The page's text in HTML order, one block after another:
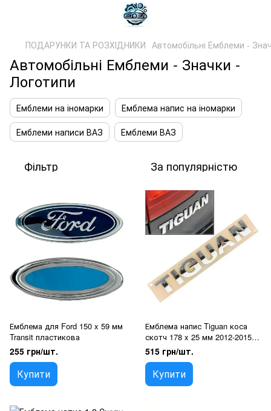
ПОДАРУНКИ ТА РОЗХІДНИКИ Автомобільні Емблеми -
Автомобільні Емблеми - Значки -
Логотипи
Емблеми на іномарки
Емблема напис на іномарки
Емблеми написи ВАЗ
Емблеми ВАЗ
Фільтр За популярністю
Емблема для Ford 150 x 59 мм
Transit пластикова
255 грн/шт.
Купити
Емблема напис Tiguan коса
скотч 178 x 25 мм 2012-2015
(wiwo 5HO 853 687B 739)
515 грн/шт.
Купити